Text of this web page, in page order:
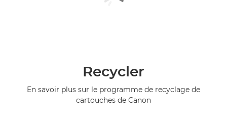
Recycler
En savoir plus sur le programme de recyclage de
cartouches de Canon